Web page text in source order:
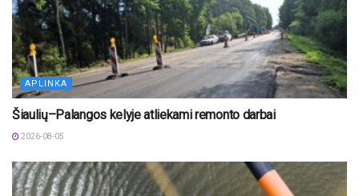
APLINKA
Šiaulių–Palangos kelyje atliekami remonto darbai
2026-08-05